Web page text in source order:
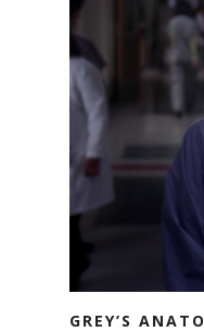
GREY’S